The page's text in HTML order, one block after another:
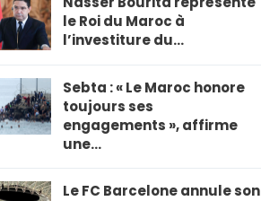
le Roi du Maroc à
l’investiture du…
Sebta : « Le Maroc honore
toujours ses
engagements », affirme
une…
Le FC Barcelone annule son